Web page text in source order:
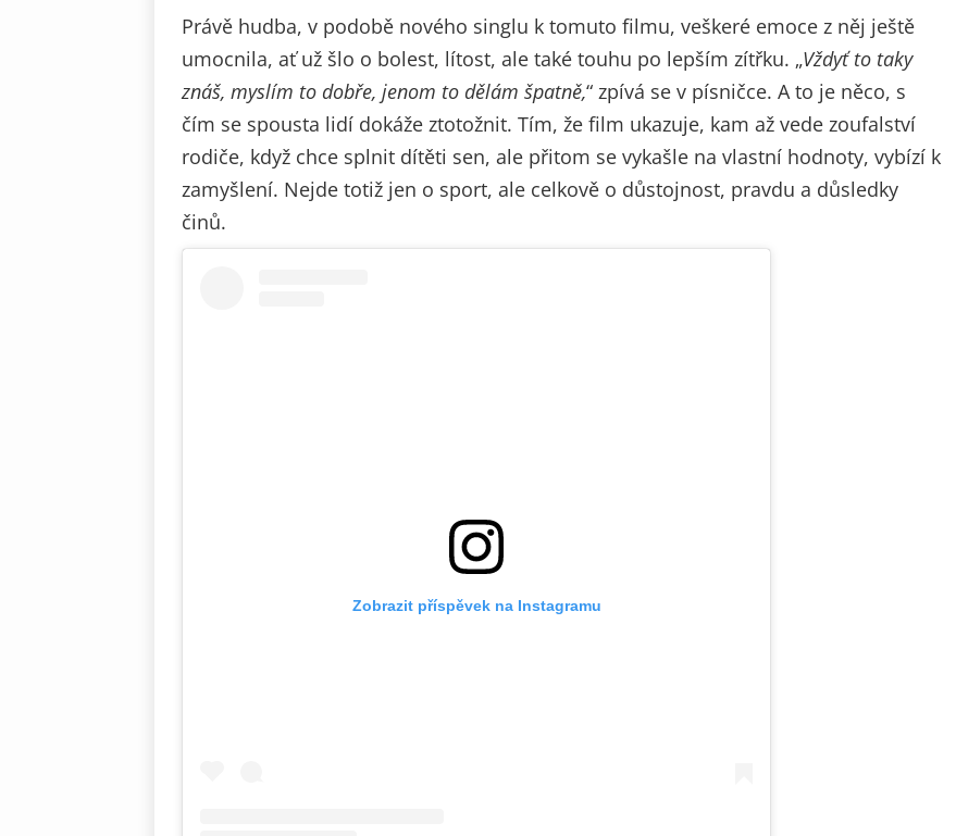
Právě hudba, v podobě nového singlu k tomuto filmu, veškeré emoce z něj ještě
umocnila, ať už šlo o bolest, lítost, ale také touhu po lepším zítřku. „Vždyť to taky
znáš, myslím to dobře, jenom to dělám špatně,“ zpívá se v písničce. A to je něco, s
čím se spousta lidí dokáže ztotožnit. Tím, že film ukazuje, kam až vede zoufalství
rodiče, když chce splnit dítěti sen, ale přitom se vykašle na vlastní hodnoty, vybízí k
zamyšlení. Nejde totiž jen o sport, ale celkově o důstojnost, pravdu a důsledky
činů.
Zobrazit příspěvek na Instagramu